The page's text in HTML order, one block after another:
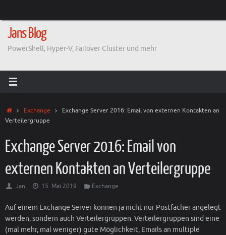
springen
Jans Blog
PowerShell, Hyper-V, Failover Cluster und mehr
StartExchange
Exchange Server 2016: Email von externen Kontakten an
Verteilergruppe
Exchange Server 2016: Email von
externen Kontakten an Verteilergruppe
Jan 15. Mai 2019 Exchange
Auf einem Exchange Server können ja nicht nur Postfächer angelegt
werden, sondern auch Verteilergruppen. Verteilergruppen sind eine
(mal mehr, mal weniger) gute Möglichkeit, Emails an multiple